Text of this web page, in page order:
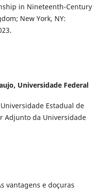
in Nineteenth-Century
New York, NY:
Universidade Federal
Estadual de
Adjunto da Universidade
vantagens e doçuras